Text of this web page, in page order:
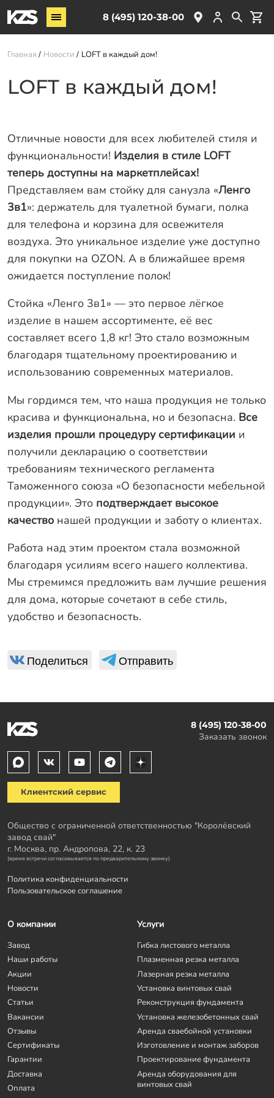
8 (495) 120-38-00
Винтовые сваи
ЖБ сваи
Обвязка свай
Комплектующие
О компании
Акции
Новости
Партнёрам
Контакты
Доставка
Оплата
Отзывы
Гарантии
Программа лояльности
Вакансии
Калькулятор ЖБ свай
Заказать звонок
Главная Новости LOFT в каждый дом!
LOFT в каждый дом!
Отличные новости для всех любителей стиля и
функциональности! Изделия в стиле LOFT
теперь доступны на маркетплейсах!
Представляем вам стойку для санузла «Ленго
3в1»: держатель для туалетной бумаги, полка
для телефона и корзина для освежителя
воздуха. Это уникальное изделие уже доступно
для покупки на OZON. А в ближайшее время
ожидается поступление полок!
Стойка «Ленго 3в1» — это первое лёгкое
изделие в нашем ассортименте, её вес
составляет всего 1,8 кг! Это стало возможным
благодаря тщательному проектированию и
использованию современных материалов.
Мы гордимся тем, что наша продукция не только
красива и функциональна, но и безопасна. Все
изделия прошли процедуру сертификации и
получили декларацию о соответствии
требованиям технического регламента
Таможенного союза «О безопасности мебельной
продукции». Это подтверждает высокое
качество нашей продукции и заботу о клиентах.
Работа над этим проектом стала возможной
благодаря усилиям всего нашего коллектива.
Мы стремимся предложить вам лучшие решения
для дома, которые сочетают в себе стиль,
удобство и безопасность.
Поделиться Отправить
8 (495) 120-38-00
Заказать звонок
Клиентский сервис
Общество с ограниченной ответственностью "Королёвский
завод свай"
г. Москва, пр. Андропова, 22, к. 23
(время встречи согласовывается по предварительному звонку)
Политика конфиденциальности
Пользовательское соглашение
О компании
Завод
Наши работы
Акции
Новости
Статьи
Вакансии
Отзывы
Сертификаты
Гарантии
Доставка
Оплата
Услуги
Гибка листового металла
Плазменная резка металла
Лазерная резка металла
Установка винтовых свай
Реконструкция фундамента
Установка железобетонных свай
Аренда сваебойной установки
Изготовление и монтаж заборов
Проектирование фундамента
Аренда оборудования для
винтовых свай